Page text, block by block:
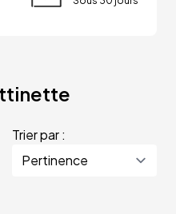
Trier par :